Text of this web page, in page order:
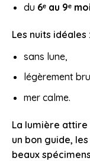
du 6ᵉ au 9ᵉ
Les nuits idéales :
sans lune,
légèrement
mer calme.
La lumière
un bon guide,
beaux